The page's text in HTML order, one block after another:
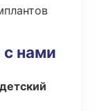
нами